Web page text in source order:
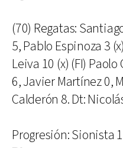
(70) Regatas:
5, Pablo Espinoza 3
Leiva 10 (x) (FI)
6, Javier Martínez 0,
Calderón 8. Dt:
Progresión: Sionista